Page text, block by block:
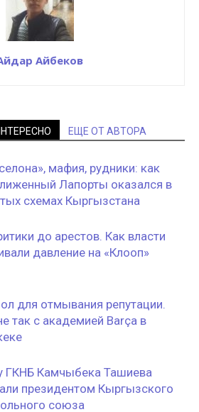
Айбеков
ЕЩЕ ОТ АВТОРА
мафия, рудники: как
Лапорты оказался в
схемах Кыргызстана
до арестов. Как власти
давление на «Клооп»
для отмывания репутации.
так с академией Barça в
ГКНБ Камчыбека Ташиева
президентом Кыргызского
союза